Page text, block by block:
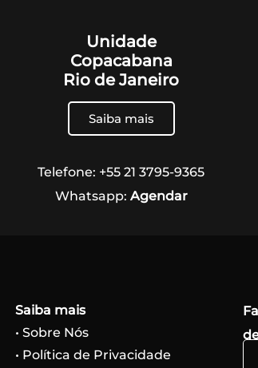
Unidade
Copacabana
Rio de Janeiro
Saiba mais
Telefone: +55 21 3795-9365
Whatsapp: Agendar
Saiba mais
• Sobre Nós
• Política de Privacidade